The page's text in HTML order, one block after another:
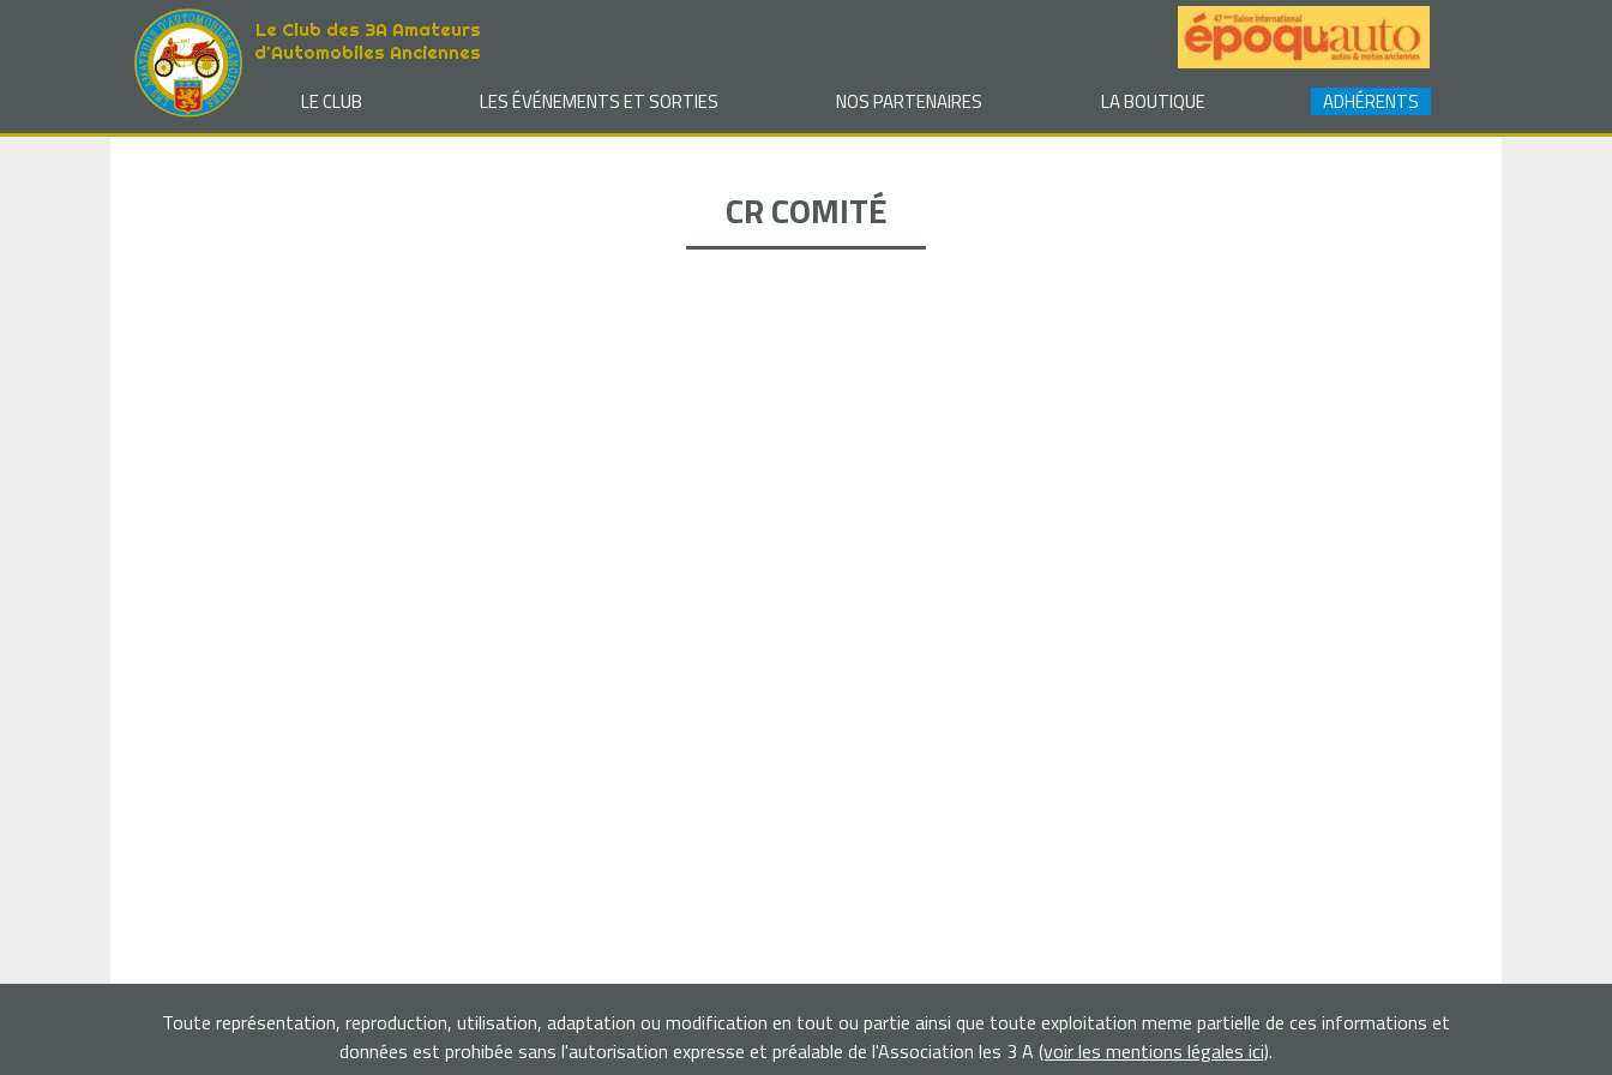
Le Club des 3A Amateurs
d'Automobiles Anciennes
LE CLUB LES ÉVÉNEMENTS ET SORTIES NOS PARTENAIRES LA BOUTIQUE ADHÉRENTS
CR COMITÉ
Toute représentation, reproduction, utilisation, adaptation ou modification en tout ou partie ainsi que toute exploitation meme partielle de ces informations et
données est prohibée sans l'autorisation expresse et préalable de l'Association les 3 A (voir les mentions légales ici).